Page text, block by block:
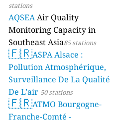
stations
AQSEAAir Quality
Monitoring Capacity in
Southeast Asia85 stations
🇫🇷ASPA Alsace :
Pollution Atmosphérique,
Surveillance De La Qualité
De L’air 50 stations
🇫🇷ATMO Bourgogne-
Franche-Comté -